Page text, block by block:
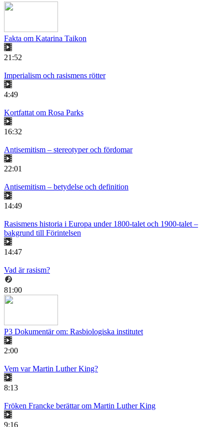
Fakta om Katarina Taikon
21:52
Imperialism och rasismens rötter
4:49
Kortfattat om Rosa Parks
16:32
Antisemitism – stereotyper och fördomar
22:01
Antisemitism – betydelse och definition
14:49
Rasismens historia i Europa under 1800-talet och 1900-talet –
bakgrund till Förintelsen
14:47
Vad är rasism?
81:00
P3 Dokumentär om: Rasbiologiska institutet
2:00
Vem var Martin Luther King?
8:13
Fröken Francke berättar om Martin Luther King
9:16